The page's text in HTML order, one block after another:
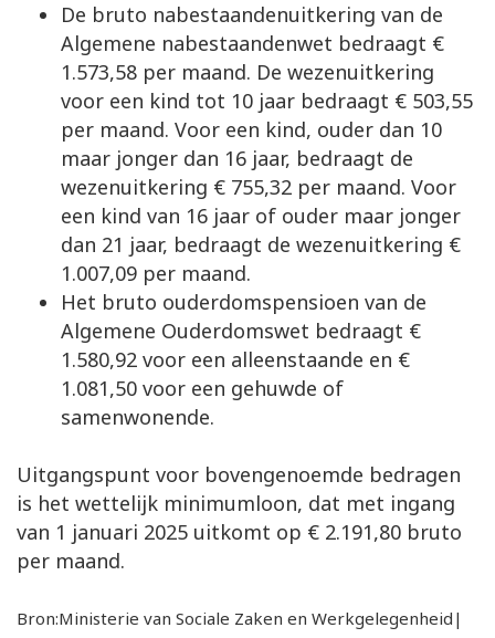
De bruto nabestaandenuitkering van de
Algemene nabestaandenwet bedraagt €
1.573,58 per maand. De wezenuitkering
voor een kind tot 10 jaar bedraagt € 503,55
per maand. Voor een kind, ouder dan 10
maar jonger dan 16 jaar, bedraagt de
wezenuitkering € 755,32 per maand. Voor
een kind van 16 jaar of ouder maar jonger
dan 21 jaar, bedraagt de wezenuitkering €
1.007,09 per maand.
Het bruto ouderdomspensioen van de
Algemene Ouderdomswet bedraagt €
1.580,92 voor een alleenstaande en €
1.081,50 voor een gehuwde of
samenwonende.
Uitgangspunt voor bovengenoemde bedragen
is het wettelijk minimumloon, dat met ingang
van 1 januari 2025 uitkomt op € 2.191,80 bruto
per maand.
Bron:Ministerie van Sociale Zaken en Werkgelegenheid|